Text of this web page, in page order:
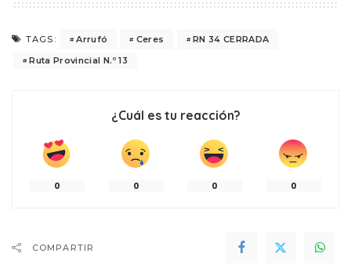
TAGS: Arrufó Ceres
RN 34 CERRADA
Ruta Provincial N.º 13
¿Cuál es tu reacción?
0 0 0 0
COMPARTIR